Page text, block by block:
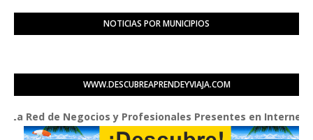
NOTICIAS POR MUNICIPIOS
WWW.DESCUBREAPRENDEYVIAJA.COM
de Negocios y Profesionales Presentes en Internet